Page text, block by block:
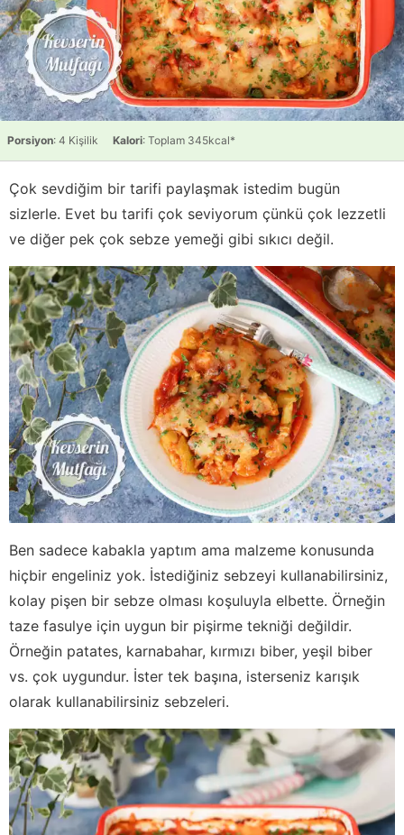
Porsiyon: 4 Kişilik Kalori: Toplam 345kcal*
Çok sevdiğim bir tarifi paylaşmak istedim bugün
sizlerle. Evet bu tarifi çok seviyorum çünkü çok lezzetli
ve diğer pek çok sebze yemeği gibi sıkıcı değil.
Ben sadece kabakla yaptım ama malzeme konusunda
hiçbir engeliniz yok. İstediğiniz sebzeyi kullanabilirsiniz,
kolay pişen bir sebze olması koşuluyla elbette. Örneğin
taze fasulye için uygun bir pişirme tekniği değildir.
Örneğin patates, karnabahar, kırmızı biber, yeşil biber
vs. çok uygundur. İster tek başına, isterseniz karışık
olarak kullanabilirsiniz sebzeleri.